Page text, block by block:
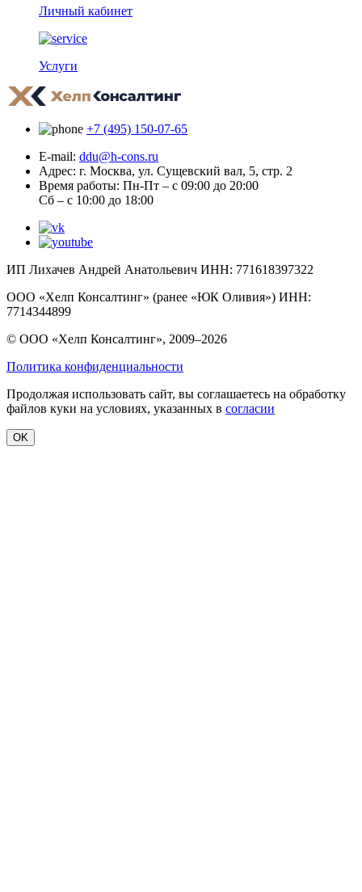
Личный кабинет
Услуги
+7 (495) 150-07-65
E-mail: ddu@h-cons.ru
Адрес: г. Москва, ул. Сущевский вал, 5, стр. 2
Время работы: Пн-Пт – с 09:00 до 20:00
Сб – с 10:00 до 18:00
ИП Лихачев Андрей Анатольевич ИНН: 771618397322
ООО «Хелп Консалтинг» (ранее «ЮК Оливия») ИНН:
7714344899
© ООО «Хелп Консалтинг», 2009–2026
Политика конфиденциальности
Продолжая использовать сайт, вы соглашаетесь на обработку
файлов куки на условиях, указанных в согласии
OK